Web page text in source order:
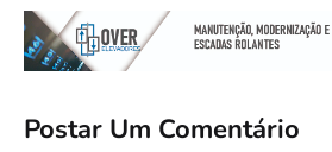
Postar Um Comentário